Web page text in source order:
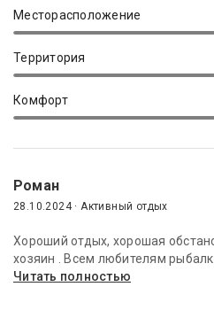
Месторасположение
Территория
Комфорт
Роман
28.10.2024 · Активный отдых
Хороший отдых, хорошая
хозяин . Всем любителям
Читать полностью